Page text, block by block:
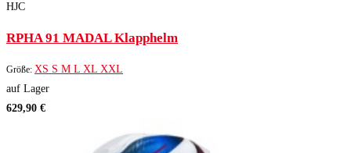
HJC
RPHA 91 MADAL Klapphelm
Größe: XS S M L XL XXL
auf Lager
629,90 €